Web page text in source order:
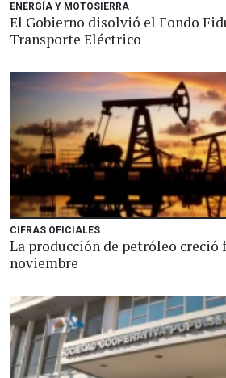
ENERGÍA Y MOTOSIERRA
El Gobierno disolvió el Fondo
Transporte Eléctrico
CIFRAS OFICIALES
La producción de petróleo creció
noviembre